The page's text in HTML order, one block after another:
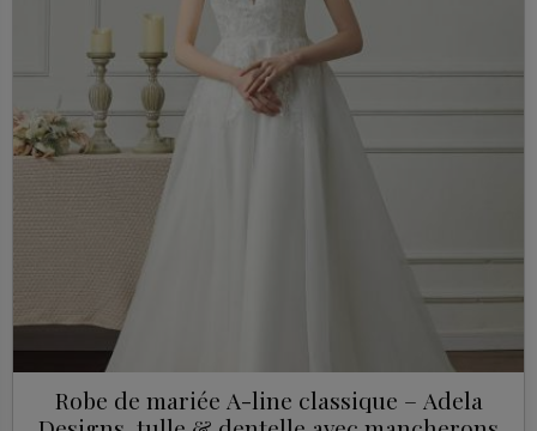
Robe de mariée A-line classique – Adela